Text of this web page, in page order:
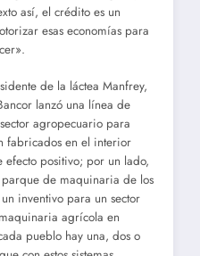
así, el crédito es un
esas economías para
de la láctea Manfrey,
lanzó una línea de
agropecuario para
fabricados en el interior
positivo; por un lado,
de maquinaria de los
inventivo para un sector
agrícola en
pueblo hay una, dos o